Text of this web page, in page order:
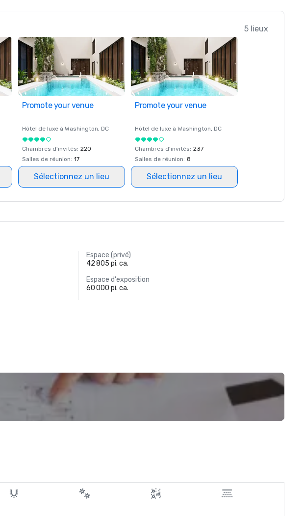
5 lieux
Promote your venue
Hôtel de luxe à Washington, DC
Chambres d'invités: 220
Salles de réunion: 17
Sélectionnez un lieu
Promote your venue
Hôtel de luxe à Washington, DC
Chambres d'invités: 237
Salles de réunion: 8
Sélectionnez un lieu
Espace (privé)
42 805 pi. ca.
Espace d'exposition
60 000 pi. ca.